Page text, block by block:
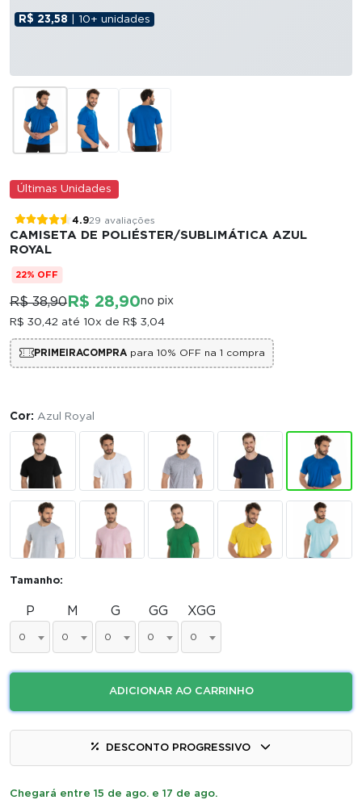
R$ 23,58 | 10+ unidades
Últimas Unidades
4.929 avaliações
CAMISETA DE POLIÉSTER/SUBLIMÁTICA AZUL
ROYAL
22% OFF
R$ 38,90 R$ 28,90no pix
R$ 30,42 até 10x de R$ 3,04
PRIMEIRACOMPRApara 10% OFF na 1 compra
Cor: Azul Royal
Tamanho:
P
0
M
0
G
0
GG
0
XGG
0
ADICIONAR AO CARRINHO
DESCONTO PROGRESSIVO
Chegará entre 15 de ago. e 17 de ago.